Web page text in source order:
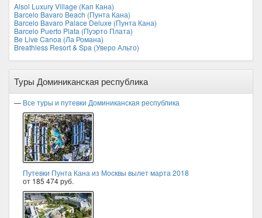
Alsol Luxury Village (Кап Кана)
Barcelo Bavaro Beach (Пунта Кана)
Barcelo Bavaro Palace Deluxe (Пунта Кана)
Barcelo Puerto Plata (Пуэрто Плата)
Be Live Canoa (Ла Романа)
Breathless Resort & Spa (Уверо Альто)
Туры Доминиканская республика
— Все туры и путевки Доминиканская республика
Путевки Пунта Кана из Москвы вылет марта 2018
от 185 474 руб.